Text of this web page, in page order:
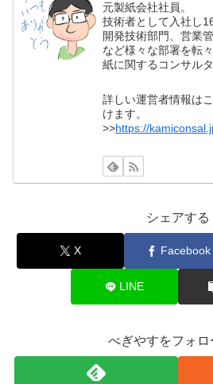
元製紙会社社員。
技術者として入社し
開発技術部門、営業
など様々な部署を転
紙に関するコンサル
詳しい運営者情報は
けます。
>>https://
シェアする
X Facebook
LINE
べぎやすをフォロ